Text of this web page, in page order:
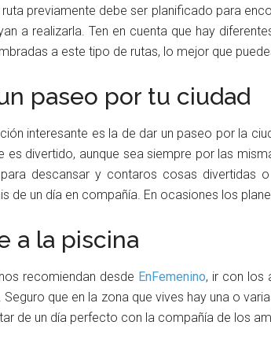
previamente debe ser planificado para
a realizarla. Ten en cuenta que hay
a este tipo de rutas, lo mejor que
paseo por tu ciudad
interesante es la de dar un paseo por la
es divertido, aunque sea siempre por las
descansar y contaros cosas divertidas
de un día en compañía. En ocasiones los
a la piscina
recomiendan desde EnFemenino, ir con los
Seguro que en la zona que vives hay una o
de un día perfecto con la compañía de los